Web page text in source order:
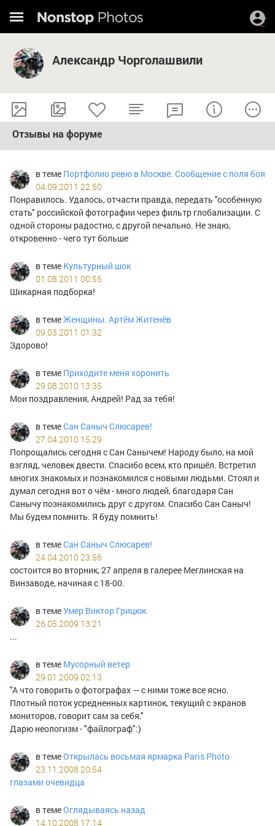
Александр Чорголашвили
Отзывы на форуме
в теме Портфолио ревю в Москве. Сообщение с поля боя
04.09.2011 22:50
Понравилось. Удалось, отчасти правда, передать "особенную
стать" российской фотографии через фильтр глобализации. С
одной стороны радостно, с другой печально. Не знаю,
откровенно - чего тут больше
в теме Культурный шок
01.08.2011 00:55
Шикарная подборка!
в темеЖенщины. Артём Житенёв
09.03.2011 01:32
Здорово!
в теме Приходите меня хоронить
29.08.2010 13:35
Мои поздравления, Андрей! Рад за тебя!
в темеСан Саныч Слюсарев!
27.04.2010 15:29
Попрощались сегодня с Сан Санычем! Народу было, на мой
взгляд, человек двести. Спасибо всем, кто пришёл. Встретил
многих знакомых и познакомился с новыми людьми. Стоял и
думал сегодня вот о чём - много людей, благодаря Сан
Санычу познакомились друг с другом. Спасибо Сан Саныч!
Мы будем помнить. Я буду помнить!
в темеСан Саныч Слюсарев!
24.04.2010 23:56
состоится во вторник, 27 апреля в галерее Меглинская на
Винзаводе, начиная с 18-00.
в темеУмер Виктор Грицюк
26.05.2009 13:21
...
в теме Мусорный ветер
29.01.2009 02:13
"А что говорить о фотографах — с ними тоже все ясно.
Плотный поток усредненных картинок, текущий с экранов
мониторов, говорит сам за себя."
Дарю неологизм - "файлограф":)
в темеОткрылась восьмая ярмарка Paris Photo
23.11.2008 20:54
глазами очевидца
в темеОглядываясь назад
14.10.2008 17:14